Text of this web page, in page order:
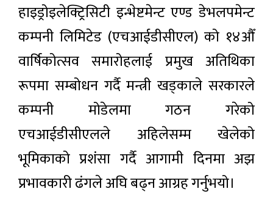
हाइड्रोइलेक्ट्रिसिटी इन्भेष्टमेन्ट एण्ड डेभलपमेन्ट
कम्पनी लिमिटेड (एचआईडीसीएल) को १४औँ
वार्षिकोत्सव समारोहलाई प्रमुख अतिथिका
रूपमा सम्बोधन गर्दै मन्त्री खड्काले सरकारले
कम्पनी मोडेलमा गठन गरेको
एचआईडीसीएलले अहिलेसम्म खेलेको
भूमिकाको प्रशंसा गर्दै आगामी दिनमा अझ
प्रभावकारी ढंगले अघि बढ्न आग्रह गर्नुभयो।